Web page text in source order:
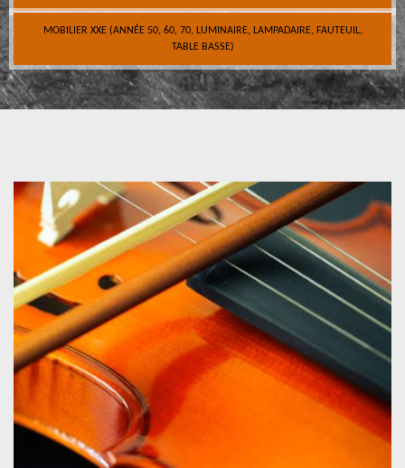
MOBILIER XXE (ANNÉE 50, 60, 70, LUMINAIRE, LAMPADAIRE, FAUTEUIL,
TABLE BASSE)